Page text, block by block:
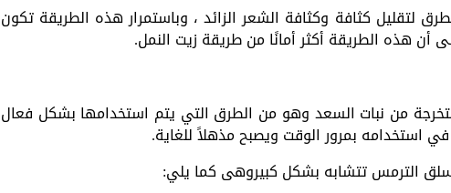
لتقليل كثافة وكثافة الشعر الزائد ، وباستمرار هذه الطريقة تكون
أن هذه الطريقة أكثر أمانًا من طريقة زيت النمل.
من نبات السعد وهو من الطرق التي يتم استخدامها بشكل فعال
في استخدامه بمرور الوقت ويصبح مذهلاً للغاية.
الترمس تتشابه بشكل كبيروهى كما يلي: